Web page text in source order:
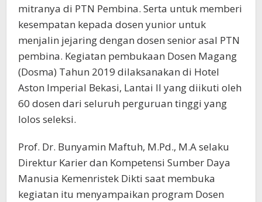
mitranya di PTN Pembina. Serta untuk memberi
kesempatan kepada dosen yunior untuk
menjalin jejaring dengan dosen senior asal PTN
pembina. Kegiatan pembukaan Dosen Magang
(Dosma) Tahun 2019 dilaksanakan di Hotel
Aston Imperial Bekasi, Lantai II yang diikuti oleh
60 dosen dari seluruh perguruan tinggi yang
lolos seleksi.
Prof. Dr. Bunyamin Maftuh, M.Pd., M.A selaku
Direktur Karier dan Kompetensi Sumber Daya
Manusia Kemenristek Dikti saat membuka
kegiatan itu menyampaikan program Dosen